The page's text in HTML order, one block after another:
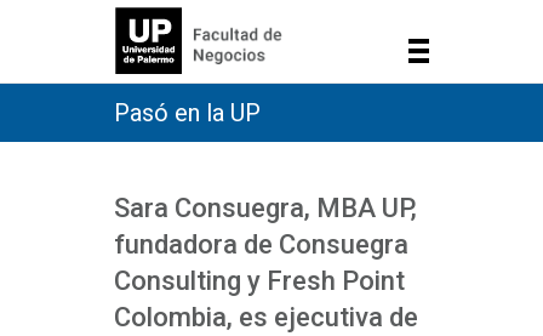
Pasó en la UP
Sara Consuegra, MBA UP,
fundadora de Consuegra
Consulting y Fresh Point
Colombia, es ejecutiva de